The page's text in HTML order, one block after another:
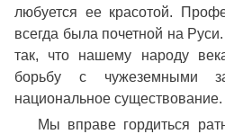
любуется ее красотой.
всегда была почетной на
так, что нашему народу
борьбу с чужеземными
национальное существование.
Мы вправе гордиться